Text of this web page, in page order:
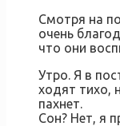
Смотря на
очень
что они
Утро. Я в
ходят тихо,
пахнет.
Сон? Нет, я